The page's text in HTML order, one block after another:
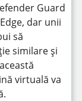
Guard
dar unii
să
similare și
virtuală va